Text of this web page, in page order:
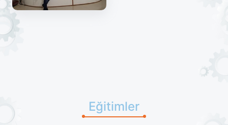
Eğitimler